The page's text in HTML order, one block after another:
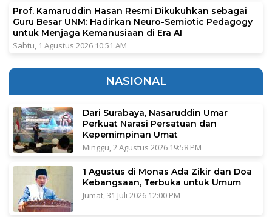
Prof. Kamaruddin Hasan Resmi Dikukuhkan sebagai
Guru Besar UNM: Hadirkan Neuro-Semiotic Pedagogy
untuk Menjaga Kemanusiaan di Era AI
Sabtu, 1 Agustus 2026 10:51 AM
NASIONAL
Dari Surabaya, Nasaruddin Umar
Perkuat Narasi Persatuan dan
Kepemimpinan Umat
Minggu, 2 Agustus 2026 19:58 PM
1 Agustus di Monas Ada Zikir dan Doa
Kebangsaan, Terbuka untuk Umum
Jumat, 31 Juli 2026 12:00 PM